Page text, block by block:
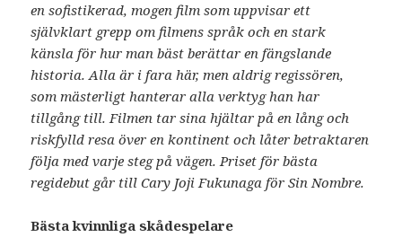
en sofistikerad, mogen film som uppvisar ett
självklart grepp om filmens språk och en stark
känsla för hur man bäst berättar en fängslande
historia. Alla är i fara här, men aldrig regissören,
som mästerligt hanterar alla verktyg han har
tillgång till. Filmen tar sina hjältar på en lång och
riskfylld resa över en kontinent och låter betraktaren
följa med varje steg på vägen. Priset för bästa
regidebut går till Cary Joji Fukunaga för Sin Nombre.
Bästa kvinnliga skådespelare